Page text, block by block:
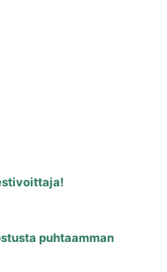
puhtaamman